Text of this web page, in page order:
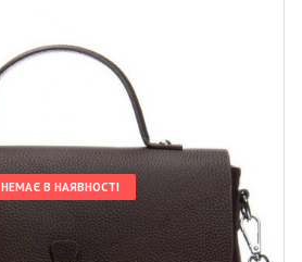
НЕМАЄ В НАЯВНОСТІ